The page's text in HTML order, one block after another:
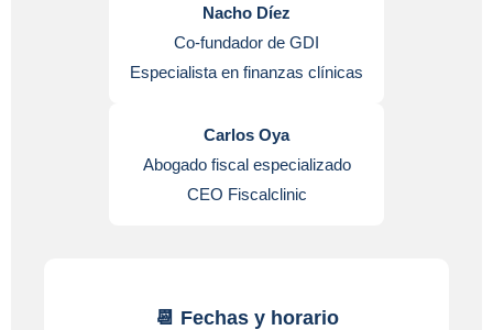
Nacho Díez
Co-fundador de GDI
Especialista en finanzas clínicas
Carlos Oya
Abogado fiscal especializado
CEO Fiscalclinic
📆 Fechas y horario